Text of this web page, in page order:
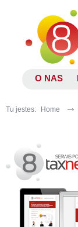
O NAS
Tu jestes: Home